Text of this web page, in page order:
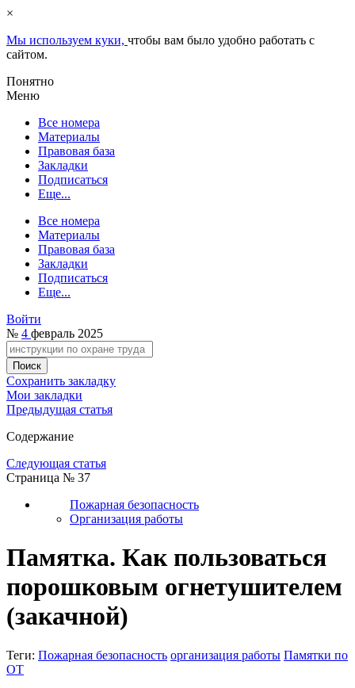
×
Мы используем куки, чтобы вам было удобно работать с
сайтом.
Понятно
Меню
Все номера
Материалы
Правовая база
Закладки
Подписаться
Еще...
Все номера
Материалы
Правовая база
Закладки
Подписаться
Еще...
Войти
№ 4 февраль 2025
Сохранить закладку
Мои закладки
Предыдущая статья
Содержание
Следующая статья
Страница № 37
Пожарная безопасность
Организация работы
Памятка. Как пользоваться
порошковым огнетушителем
(закачной)
Теги: Пожарная безопасность организация работы Памятки по
ОТ